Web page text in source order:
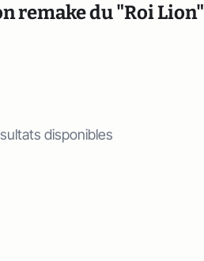
remake du "Roi Lion"
disponibles